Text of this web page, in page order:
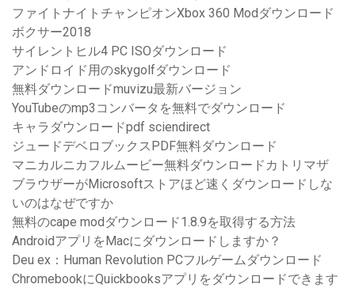
ファイトナイトチャンピオンXbox 360 Modダウンロード
ボクサー2018
サイレントヒル4 PC ISOダウンロード
アンドロイド用のskygolfダウンロード
無料ダウンロードmuvizu最新バージョン
YouTubeのmp3コンバータを無料でダウンロード
キャラダウンロードpdf sciendirect
ジュードデベロブックスPDF無料ダウンロード
マニカルニカフルムービー無料ダウンロードカトリマザ
ブラウザーがMicrosoftストアほど速くダウンロードしな
いのはなぜですか
無料のcape modダウンロード1.8.9を取得する方法
AndroidアプリをMacにダウンロードしますか？
Deu ex：Human Revolution PCフルゲームダウンロード
ChromebookにQuickbooksアプリをダウンロードできます